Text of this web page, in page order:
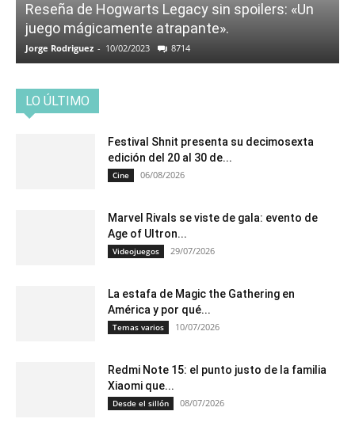
Reseña de Hogwarts Legacy sin spoilers: «Un
juego mágicamente atrapante».
Jorge Rodriguez - 10/02/2023 8714
LO ÚLTIMO
Festival Shnit presenta su decimosexta
edición del 20 al 30 de...
Cine 06/08/2026
Marvel Rivals se viste de gala: evento de
Age of Ultron...
Videojuegos 29/07/2026
La estafa de Magic the Gathering en
América y por qué...
Temas varios 10/07/2026
Redmi Note 15: el punto justo de la familia
Xiaomi que...
Desde el sillón 08/07/2026